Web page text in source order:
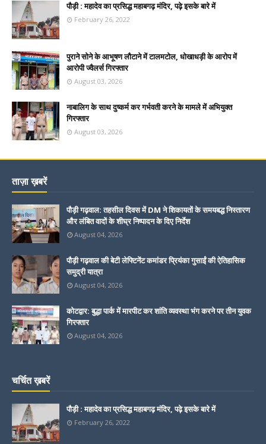
पौड़ी : महादेव का प्रसिद्ध महाबगढ़ मंदिर, पढ़े इसके बारे में
February 26, 2022
पुराने सोने के आभूषण लौटाने में टालमटोल, धोखाधड़ी के आरोप में
आरोपी ज्वैलर्स गिरफ्तार
August 03, 2026
नाबालिग के साथ दुष्कर्म कर गर्भवती करने के मामले में अभियुक्त
गिरफ्तार
August 03, 2026
ताज़ा ख़बरें
पौड़ी गढ़वाल: तहसील दिवस में DM ने शिकायतों के समयबद्ध निस्तारण
और लंबित वादों के शीघ्र निष्पादन के दिए निर्देश
August 04, 2026
पौड़ी गढ़वाल की बेटी लेफ्टिनेंट कमांडर प्रियंका गुसाईं की ऐतिहासिक
समुद्री यात्रा
August 04, 2026
कोटद्वार: बुद्धा पार्क में मारपीट कर शांति व्यवस्था भंग करने पर तीन युवक
गिरफ्तार
August 04, 2026
चर्चित ख़बरें
पौड़ी : महादेव का प्रसिद्ध महाबगढ़ मंदिर, पढ़े इसके बारे में
February 26, 2022